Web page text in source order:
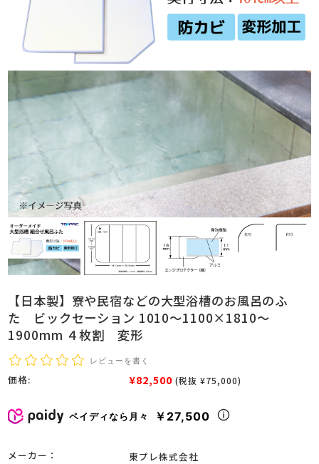
【日本製】寮や民宿などの大型浴槽のお風呂のふ
た ビックセーション 1010～1100×1810～
1900mm ４枚割 変形
レビューを書く
価格: ¥82,500 (税抜 ¥75,000)
ペイディなら月々 ￥27,500
メーカー：
東プレ株式会社